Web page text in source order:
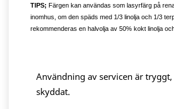
TIPS; Färgen kan användas som lasyrfärg på
inomhus, om den späds med 1/3 linolja och 1/3
rekommenderas en halvolja av 50% kokt linolja
Användning av servicen är
skyddat.